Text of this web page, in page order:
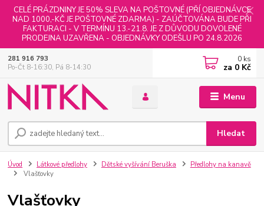
CELÉ PRÁZDNINY JE 50% SLEVA NA POŠTOVNÉ (PŘÍ OBJEDNÁVCE
NAD 1000,-KČ JE POŠTOVNÉ ZDARMA) - ZAÚČTOVÁNA BUDE PŘI
FAKTURACI - V TERMÍNU 13.-21.8. JE Z DŮVODU DOVOLENÉ
PRODEJNA UZAVŘENA - OBJEDNÁVKY ODEŠLU PO 24.8.2026
Menu
Hledat
281 916 793
Po-Čt 8-16:30, Pá 8-14:30
0 ks
za 0 Kč
Úvod Látkové předlohy Dětské vyšívání Beruška
Předlohy na kanavě
Vlašťovky
Vlašťovky